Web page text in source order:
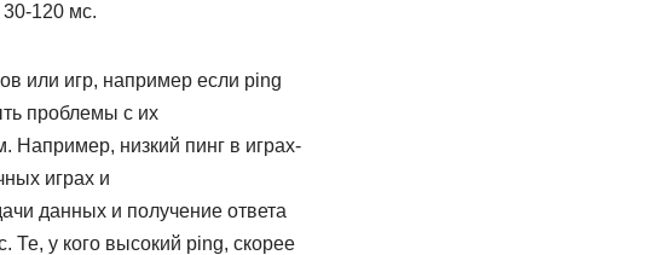
120 мс.
или игр, например если ping
проблемы с их
Например, низкий пинг в играх-
играх и
данных и получение ответа
Те, у кого высокий ping, скорее